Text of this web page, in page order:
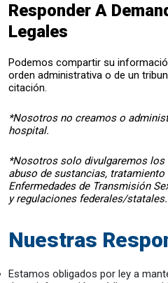
Responder A
Legales
Podemos compartir su
orden administrativa o de un
citación.
*Nosotros no creamos o
hospital.
*Nosotros solo divulgaremos
abuso de sustancias,
Enfermedades de Transmisión
y regulaciones federales/statales.
Nuestras
Estamos obligados por ley a